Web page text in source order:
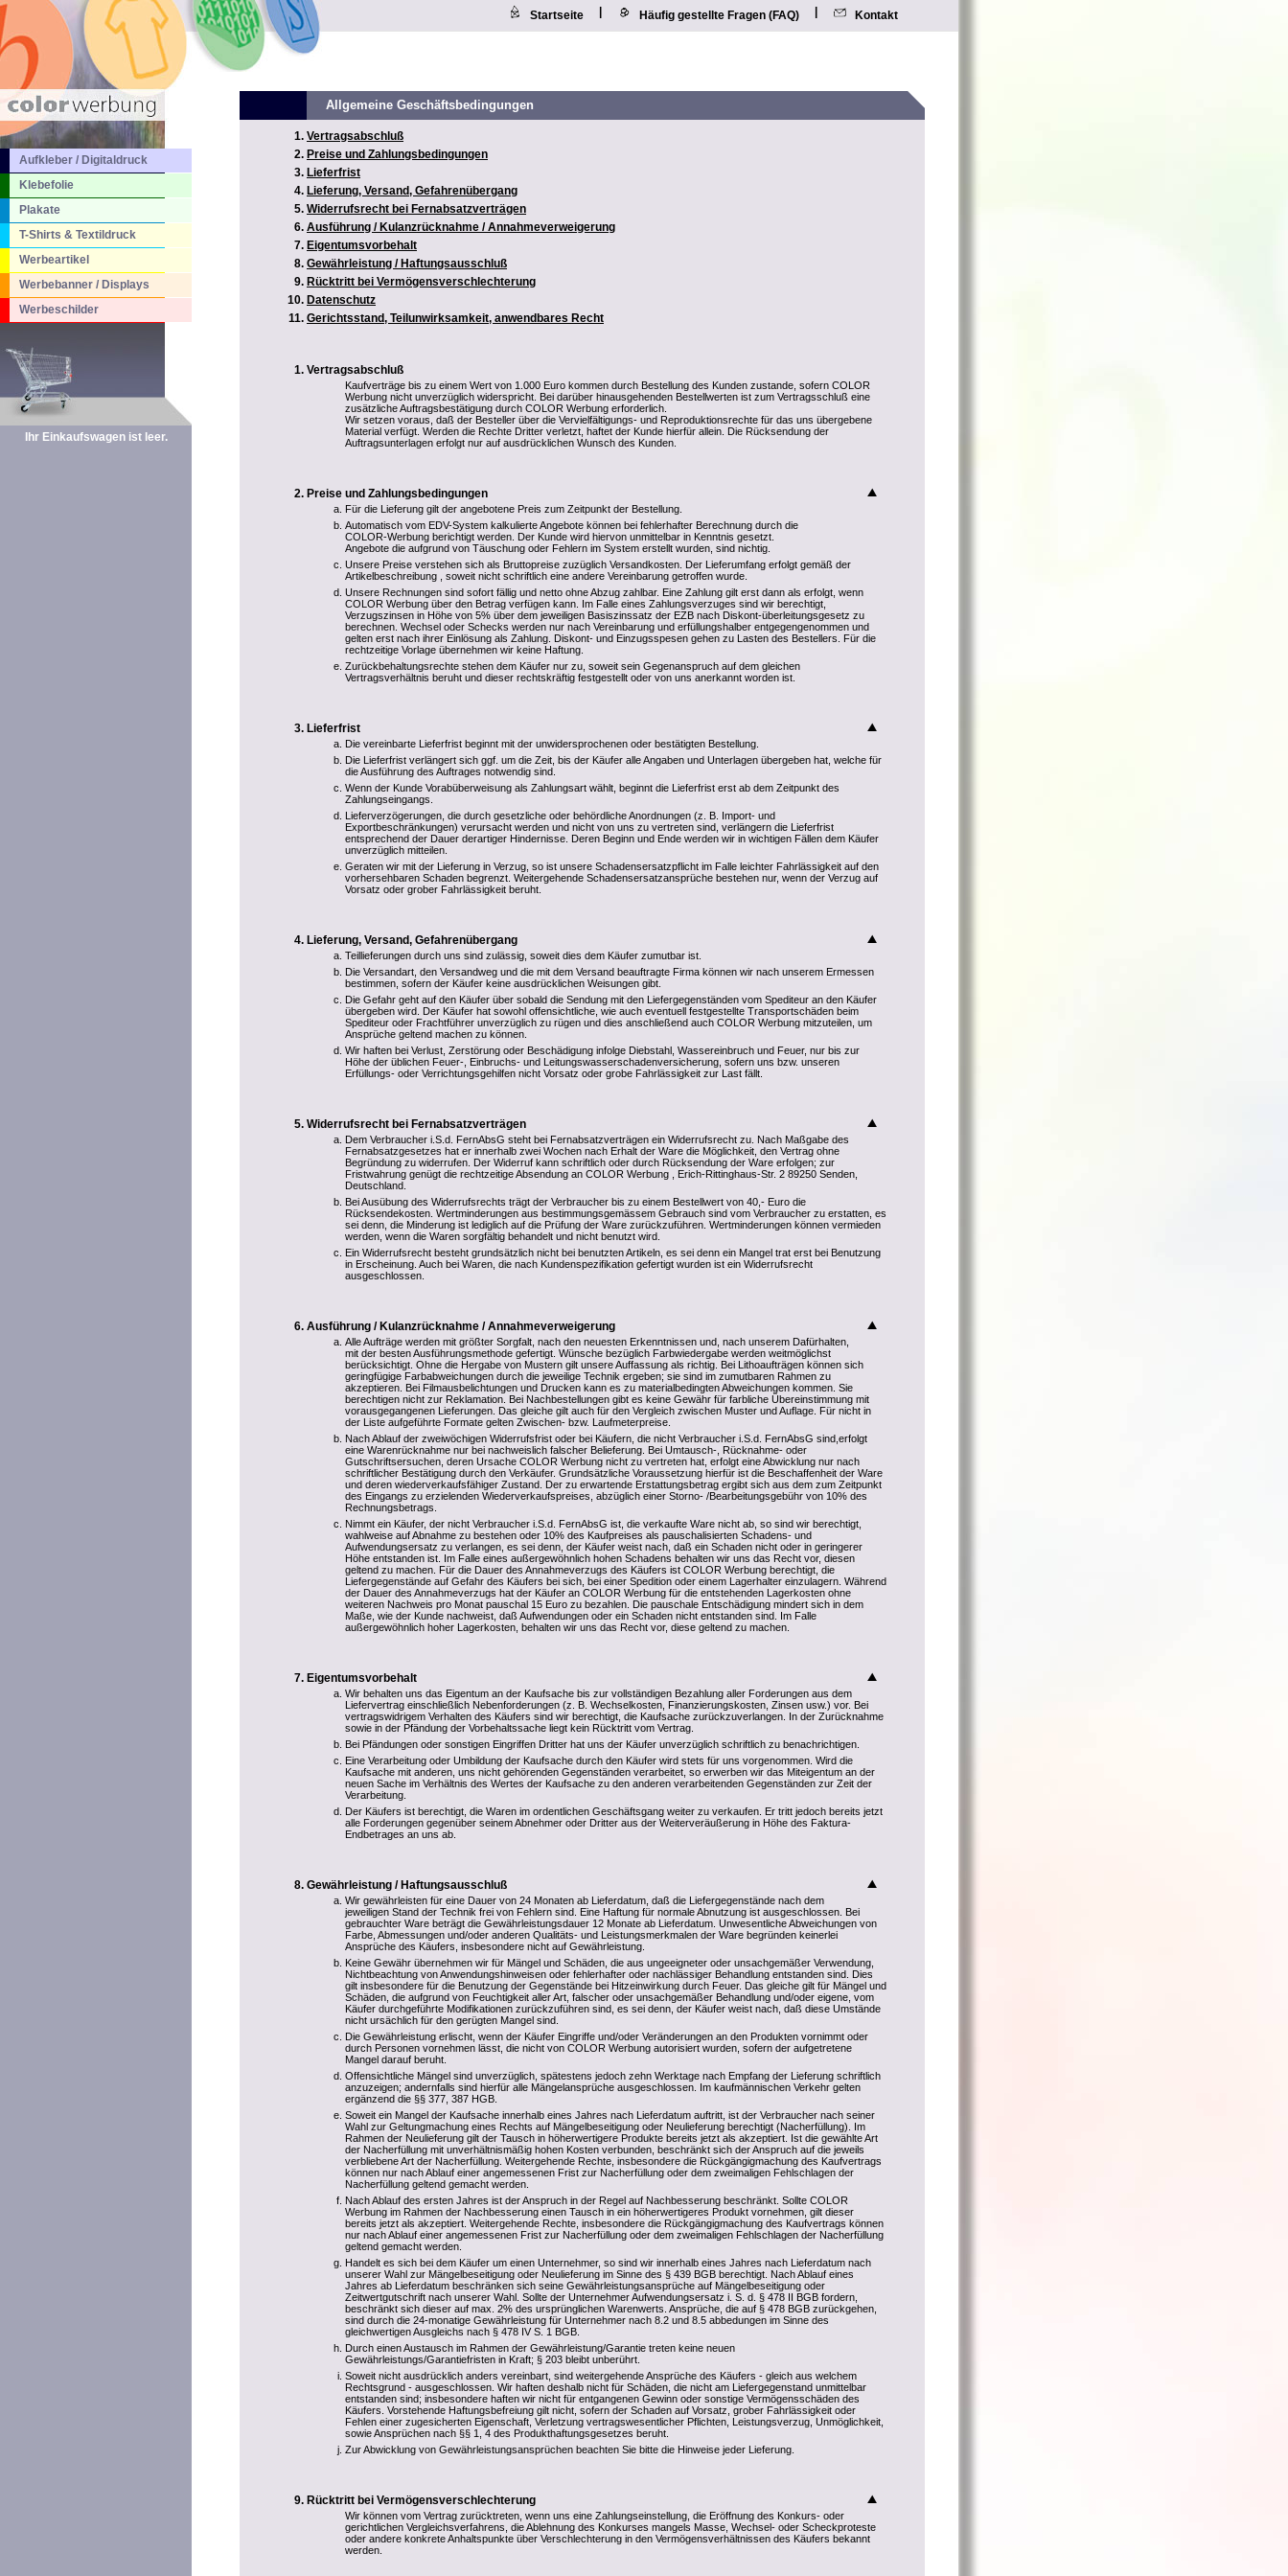
Startseite Häufig gestellte Fragen (FAQ) Kontakt
Aufkleber / Digitaldruck
Klebefolie
Plakate
T-Shirts & Textildruck
Werbeartikel
Werbebanner / Displays
Werbeschilder
Ihr Einkaufswagen ist leer.
Allgemeine Geschäftsbedingungen
Vertragsabschluß
Preise und Zahlungsbedingungen
Lieferfrist
Lieferung, Versand, Gefahrenübergang
Widerrufsrecht bei Fernabsatzverträgen
Ausführung / Kulanzrücknahme / Annahmeverweigerung
Eigentumsvorbehalt
Gewährleistung / Haftungsausschluß
Rücktritt bei Vermögensverschlechterung
Datenschutz
Gerichtsstand, Teilunwirksamkeit, anwendbares Recht
Vertragsabschluß
Kaufverträge bis zu einem Wert von 1.000 Euro kommen durch Bestellung des Kunden zustande, sofern COLOR
Werbung nicht unverzüglich widerspricht. Bei darüber hinausgehenden Bestellwerten ist zum Vertragsschluß eine
zusätzliche Auftragsbestätigung durch COLOR Werbung erforderlich.
Wir setzen voraus, daß der Besteller über die Vervielfältigungs- und Reproduktionsrechte für das uns übergebene
Material verfügt. Werden die Rechte Dritter verletzt, haftet der Kunde hierfür allein. Die Rücksendung der
Auftragsunterlagen erfolgt nur auf ausdrücklichen Wunsch des Kunden.
Preise und Zahlungsbedingungen
Für die Lieferung gilt der angebotene Preis zum Zeitpunkt der Bestellung.
Automatisch vom EDV-System kalkulierte Angebote können bei fehlerhafter Berechnung durch die
COLOR-Werbung berichtigt werden. Der Kunde wird hiervon unmittelbar in Kenntnis gesetzt.
Angebote die aufgrund von Täuschung oder Fehlern im System erstellt wurden, sind nichtig.
Unsere Preise verstehen sich als Bruttopreise zuzüglich Versandkosten. Der Lieferumfang erfolgt gemäß der
Artikelbeschreibung , soweit nicht schriftlich eine andere Vereinbarung getroffen wurde.
Unsere Rechnungen sind sofort fällig und netto ohne Abzug zahlbar. Eine Zahlung gilt erst dann als erfolgt, wenn
COLOR Werbung über den Betrag verfügen kann. Im Falle eines Zahlungsverzuges sind wir berechtigt,
Verzugszinsen in Höhe von 5% über dem jeweiligen Basiszinssatz der EZB nach Diskont-überleitungsgesetz zu
berechnen. Wechsel oder Schecks werden nur nach Vereinbarung und erfüllungshalber entgegengenommen und
gelten erst nach ihrer Einlösung als Zahlung. Diskont- und Einzugsspesen gehen zu Lasten des Bestellers. Für die
rechtzeitige Vorlage übernehmen wir keine Haftung.
Zurückbehaltungsrechte stehen dem Käufer nur zu, soweit sein Gegenanspruch auf dem gleichen
Vertragsverhältnis beruht und dieser rechtskräftig festgestellt oder von uns anerkannt worden ist.
Lieferfrist
Die vereinbarte Lieferfrist beginnt mit der unwidersprochenen oder bestätigten Bestellung.
Die Lieferfrist verlängert sich ggf. um die Zeit, bis der Käufer alle Angaben und Unterlagen übergeben hat, welche für
die Ausführung des Auftrages notwendig sind.
Wenn der Kunde Vorabüberweisung als Zahlungsart wählt, beginnt die Lieferfrist erst ab dem Zeitpunkt des
Zahlungseingangs.
Lieferverzögerungen, die durch gesetzliche oder behördliche Anordnungen (z. B. Import- und
Exportbeschränkungen) verursacht werden und nicht von uns zu vertreten sind, verlängern die Lieferfrist
entsprechend der Dauer derartiger Hindernisse. Deren Beginn und Ende werden wir in wichtigen Fällen dem Käufer
unverzüglich mitteilen.
Geraten wir mit der Lieferung in Verzug, so ist unsere Schadensersatzpflicht im Falle leichter Fahrlässigkeit auf den
vorhersehbaren Schaden begrenzt. Weitergehende Schadensersatzansprüche bestehen nur, wenn der Verzug auf
Vorsatz oder grober Fahrlässigkeit beruht.
Lieferung, Versand, Gefahrenübergang
Teillieferungen durch uns sind zulässig, soweit dies dem Käufer zumutbar ist.
Die Versandart, den Versandweg und die mit dem Versand beauftragte Firma können wir nach unserem Ermessen
bestimmen, sofern der Käufer keine ausdrücklichen Weisungen gibt.
Die Gefahr geht auf den Käufer über sobald die Sendung mit den Liefergegenständen vom Spediteur an den Käufer
übergeben wird. Der Käufer hat sowohl offensichtliche, wie auch eventuell festgestellte Transportschäden beim
Spediteur oder Frachtführer unverzüglich zu rügen und dies anschließend auch COLOR Werbung mitzuteilen, um
Ansprüche geltend machen zu können.
Wir haften bei Verlust, Zerstörung oder Beschädigung infolge Diebstahl, Wassereinbruch und Feuer, nur bis zur
Höhe der üblichen Feuer-, Einbruchs- und Leitungswasserschadenversicherung, sofern uns bzw. unseren
Erfüllungs- oder Verrichtungsgehilfen nicht Vorsatz oder grobe Fahrlässigkeit zur Last fällt.
Widerrufsrecht bei Fernabsatzverträgen
Dem Verbraucher i.S.d. FernAbsG steht bei Fernabsatzverträgen ein Widerrufsrecht zu. Nach Maßgabe des
Fernabsatzgesetzes hat er innerhalb zwei Wochen nach Erhalt der Ware die Möglichkeit, den Vertrag ohne
Begründung zu widerrufen. Der Widerruf kann schriftlich oder durch Rücksendung der Ware erfolgen; zur
Fristwahrung genügt die rechtzeitige Absendung an COLOR Werbung , Erich-Rittinghaus-Str. 2 89250 Senden,
Deutschland.
Bei Ausübung des Widerrufsrechts trägt der Verbraucher bis zu einem Bestellwert von 40,- Euro die
Rücksendekosten. Wertminderungen aus bestimmungsgemässem Gebrauch sind vom Verbraucher zu erstatten, es
sei denn, die Minderung ist lediglich auf die Prüfung der Ware zurückzuführen. Wertminderungen können vermieden
werden, wenn die Waren sorgfältig behandelt und nicht benutzt wird.
Ein Widerrufsrecht besteht grundsätzlich nicht bei benutzten Artikeln, es sei denn ein Mangel trat erst bei Benutzung
in Erscheinung. Auch bei Waren, die nach Kundenspezifikation gefertigt wurden ist ein Widerrufsrecht
ausgeschlossen.
Ausführung / Kulanzrücknahme / Annahmeverweigerung
Alle Aufträge werden mit größter Sorgfalt, nach den neuesten Erkenntnissen und, nach unserem Dafürhalten,
mit der besten Ausführungsmethode gefertigt. Wünsche bezüglich Farbwiedergabe werden weitmöglichst
berücksichtigt. Ohne die Hergabe von Mustern gilt unsere Auffassung als richtig. Bei Lithoaufträgen können sich
geringfügige Farbabweichungen durch die jeweilige Technik ergeben; sie sind im zumutbaren Rahmen zu
akzeptieren. Bei Filmausbelichtungen und Drucken kann es zu materialbedingten Abweichungen kommen. Sie
berechtigen nicht zur Reklamation. Bei Nachbestellungen gibt es keine Gewähr für farbliche Übereinstimmung mit
vorausgegangenen Lieferungen. Das gleiche gilt auch für den Vergleich zwischen Muster und Auflage. Für nicht in
der Liste aufgeführte Formate gelten Zwischen- bzw. Laufmeterpreise.
Nach Ablauf der zweiwöchigen Widerrufsfrist oder bei Käufern, die nicht Verbraucher i.S.d. FernAbsG sind,erfolgt
eine Warenrücknahme nur bei nachweislich falscher Belieferung. Bei Umtausch-, Rücknahme- oder
Gutschriftsersuchen, deren Ursache COLOR Werbung nicht zu vertreten hat, erfolgt eine Abwicklung nur nach
schriftlicher Bestätigung durch den Verkäufer. Grundsätzliche Voraussetzung hierfür ist die Beschaffenheit der Ware
und deren wiederverkaufsfähiger Zustand. Der zu erwartende Erstattungsbetrag ergibt sich aus dem zum Zeitpunkt
des Eingangs zu erzielenden Wiederverkaufspreises, abzüglich einer Storno- /Bearbeitungsgebühr von 10% des
Rechnungsbetrags.
Nimmt ein Käufer, der nicht Verbraucher i.S.d. FernAbsG ist, die verkaufte Ware nicht ab, so sind wir berechtigt,
wahlweise auf Abnahme zu bestehen oder 10% des Kaufpreises als pauschalisierten Schadens- und
Aufwendungsersatz zu verlangen, es sei denn, der Käufer weist nach, daß ein Schaden nicht oder in geringerer
Höhe entstanden ist. Im Falle eines außergewöhnlich hohen Schadens behalten wir uns das Recht vor, diesen
geltend zu machen. Für die Dauer des Annahmeverzugs des Käufers ist COLOR Werbung berechtigt, die
Liefergegenstände auf Gefahr des Käufers bei sich, bei einer Spedition oder einem Lagerhalter einzulagern. Während
der Dauer des Annahmeverzugs hat der Käufer an COLOR Werbung für die entstehenden Lagerkosten ohne
weiteren Nachweis pro Monat pauschal 15 Euro zu bezahlen. Die pauschale Entschädigung mindert sich in dem
Maße, wie der Kunde nachweist, daß Aufwendungen oder ein Schaden nicht entstanden sind. Im Falle
außergewöhnlich hoher Lagerkosten, behalten wir uns das Recht vor, diese geltend zu machen.
Eigentumsvorbehalt
Wir behalten uns das Eigentum an der Kaufsache bis zur vollständigen Bezahlung aller Forderungen aus dem
Liefervertrag einschließlich Nebenforderungen (z. B. Wechselkosten, Finanzierungskosten, Zinsen usw.) vor. Bei
vertragswidrigem Verhalten des Käufers sind wir berechtigt, die Kaufsache zurückzuverlangen. In der Zurücknahme
sowie in der Pfändung der Vorbehaltssache liegt kein Rücktritt vom Vertrag.
Bei Pfändungen oder sonstigen Eingriffen Dritter hat uns der Käufer unverzüglich schriftlich zu benachrichtigen.
Eine Verarbeitung oder Umbildung der Kaufsache durch den Käufer wird stets für uns vorgenommen. Wird die
Kaufsache mit anderen, uns nicht gehörenden Gegenständen verarbeitet, so erwerben wir das Miteigentum an der
neuen Sache im Verhältnis des Wertes der Kaufsache zu den anderen verarbeitenden Gegenständen zur Zeit der
Verarbeitung.
Der Käufers ist berechtigt, die Waren im ordentlichen Geschäftsgang weiter zu verkaufen. Er tritt jedoch bereits jetzt
alle Forderungen gegenüber seinem Abnehmer oder Dritter aus der Weiterveräußerung in Höhe des Faktura-
Endbetrages an uns ab.
Gewährleistung / Haftungsausschluß
Wir gewährleisten für eine Dauer von 24 Monaten ab Lieferdatum, daß die Liefergegenstände nach dem
jeweiligen Stand der Technik frei von Fehlern sind. Eine Haftung für normale Abnutzung ist ausgeschlossen. Bei
gebrauchter Ware beträgt die Gewährleistungsdauer 12 Monate ab Lieferdatum. Unwesentliche Abweichungen von
Farbe, Abmessungen und/oder anderen Qualitäts- und Leistungsmerkmalen der Ware begründen keinerlei
Ansprüche des Käufers, insbesondere nicht auf Gewährleistung.
Keine Gewähr übernehmen wir für Mängel und Schäden, die aus ungeeigneter oder unsachgemäßer Verwendung,
Nichtbeachtung von Anwendungshinweisen oder fehlerhafter oder nachlässiger Behandlung entstanden sind. Dies
gilt insbesondere für die Benutzung der Gegenstände bei Hitzeinwirkung durch Feuer. Das gleiche gilt für Mängel und
Schäden, die aufgrund von Feuchtigkeit aller Art, falscher oder unsachgemäßer Behandlung und/oder eigene, vom
Käufer durchgeführte Modifikationen zurückzuführen sind, es sei denn, der Käufer weist nach, daß diese Umstände
nicht ursächlich für den gerügten Mangel sind.
Die Gewährleistung erlischt, wenn der Käufer Eingriffe und/oder Veränderungen an den Produkten vornimmt oder
durch Personen vornehmen lässt, die nicht von COLOR Werbung autorisiert wurden, sofern der aufgetretene
Mangel darauf beruht.
Offensichtliche Mängel sind unverzüglich, spätestens jedoch zehn Werktage nach Empfang der Lieferung schriftlich
anzuzeigen; andernfalls sind hierfür alle Mängelansprüche ausgeschlossen. Im kaufmännischen Verkehr gelten
ergänzend die §§ 377, 387 HGB.
Soweit ein Mangel der Kaufsache innerhalb eines Jahres nach Lieferdatum auftritt, ist der Verbraucher nach seiner
Wahl zur Geltungmachung eines Rechts auf Mängelbeseitigung oder Neulieferung berechtigt (Nacherfüllung). Im
Rahmen der Neulieferung gilt der Tausch in höherwertigere Produkte bereits jetzt als akzeptiert. Ist die gewählte Art
der Nacherfüllung mit unverhältnismäßig hohen Kosten verbunden, beschränkt sich der Anspruch auf die jeweils
verbliebene Art der Nacherfüllung. Weitergehende Rechte, insbesondere die Rückgängigmachung des Kaufvertrags
können nur nach Ablauf einer angemessenen Frist zur Nacherfüllung oder dem zweimaligen Fehlschlagen der
Nacherfüllung geltend gemacht werden.
Nach Ablauf des ersten Jahres ist der Anspruch in der Regel auf Nachbesserung beschränkt. Sollte COLOR
Werbung im Rahmen der Nachbesserung einen Tausch in ein höherwertigeres Produkt vornehmen, gilt dieser
bereits jetzt als akzeptiert. Weitergehende Rechte, insbesondere die Rückgängigmachung des Kaufvertrags können
nur nach Ablauf einer angemessenen Frist zur Nacherfüllung oder dem zweimaligen Fehlschlagen der Nacherfüllung
geltend gemacht werden.
Handelt es sich bei dem Käufer um einen Unternehmer, so sind wir innerhalb eines Jahres nach Lieferdatum nach
unserer Wahl zur Mängelbeseitigung oder Neulieferung im Sinne des § 439 BGB berechtigt. Nach Ablauf eines
Jahres ab Lieferdatum beschränken sich seine Gewährleistungsansprüche auf Mängelbeseitigung oder
Zeitwertgutschrift nach unserer Wahl. Sollte der Unternehmer Aufwendungsersatz i. S. d. § 478 II BGB fordern,
beschränkt sich dieser auf max. 2% des ursprünglichen Warenwerts. Ansprüche, die auf § 478 BGB zurückgehen,
sind durch die 24-monatige Gewährleistung für Unternehmer nach 8.2 und 8.5 abbedungen im Sinne des
gleichwertigen Ausgleichs nach § 478 IV S. 1 BGB.
Durch einen Austausch im Rahmen der Gewährleistung/Garantie treten keine neuen
Gewährleistungs/Garantiefristen in Kraft; § 203 bleibt unberührt.
Soweit nicht ausdrücklich anders vereinbart, sind weitergehende Ansprüche des Käufers - gleich aus welchem
Rechtsgrund - ausgeschlossen. Wir haften deshalb nicht für Schäden, die nicht am Liefergegenstand unmittelbar
entstanden sind; insbesondere haften wir nicht für entgangenen Gewinn oder sonstige Vermögensschäden des
Käufers. Vorstehende Haftungsbefreiung gilt nicht, sofern der Schaden auf Vorsatz, grober Fahrlässigkeit oder
Fehlen einer zugesicherten Eigenschaft, Verletzung vertragswesentlicher Pflichten, Leistungsverzug, Unmöglichkeit,
sowie Ansprüchen nach §§ 1, 4 des Produkthaftungsgesetzes beruht.
Zur Abwicklung von Gewährleistungsansprüchen beachten Sie bitte die Hinweise jeder Lieferung.
Rücktritt bei Vermögensverschlechterung
Wir können vom Vertrag zurücktreten, wenn uns eine Zahlungseinstellung, die Eröffnung des Konkurs- oder
gerichtlichen Vergleichsverfahrens, die Ablehnung des Konkurses mangels Masse, Wechsel- oder Scheckproteste
oder andere konkrete Anhaltspunkte über Verschlechterung in den Vermögensverhältnissen des Käufers bekannt
werden.